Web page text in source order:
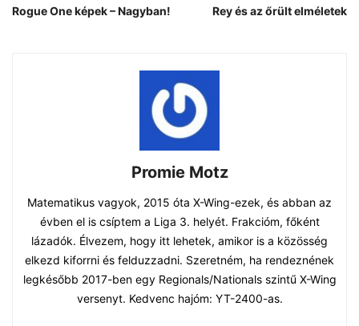
Rogue One képek – Nagyban! Rey és az őrült elméletek
Promie Motz
Matematikus vagyok, 2015 óta X-Wing-ezek, és abban az
évben el is csíptem a Liga 3. helyét. Frakcióm, főként
lázadók. Élvezem, hogy itt lehetek, amikor is a közösség
elkezd kiforrni és felduzzadni. Szeretném, ha rendeznének
legkésőbb 2017-ben egy Regionals/Nationals szintű X-Wing
versenyt. Kedvenc hajóm: YT-2400-as.